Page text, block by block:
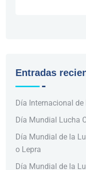
Entradas
Día Internacional de
Día Mundial Lucha
Día Mundial de la
o Lepra
Día Mundial de la